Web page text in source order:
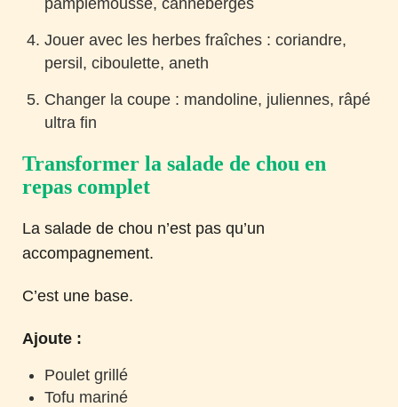
pamplemousse, canneberges
Jouer avec les herbes fraîches : coriandre,
persil, ciboulette, aneth
Changer la coupe : mandoline, juliennes, râpé
ultra fin
Transformer la salade de chou en
repas complet
La salade de chou n’est pas qu’un
accompagnement.
C’est une base.
Ajoute :
Poulet grillé
Tofu mariné